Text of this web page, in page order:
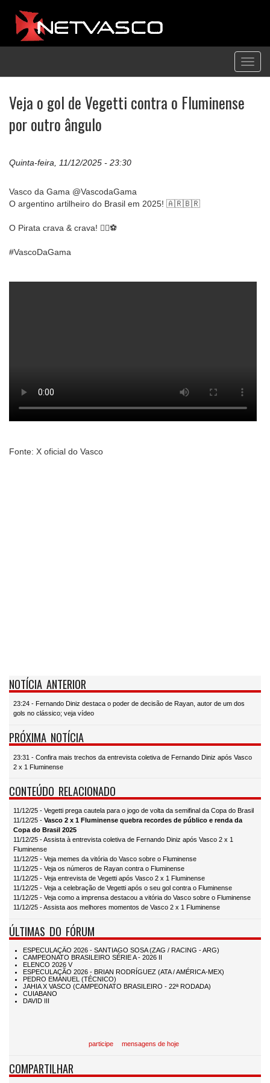
Veja o gol de Vegetti contra o Fluminense
por outro ângulo
Quinta-feira, 11/12/2025 - 23:30
Vasco da Gama @VascodaGama
O argentino artilheiro do Brasil em 2025! 🇦🇷🇧🇷
O Pirata crava & crava! 🏴‍☠️⚽️
#VascoDaGama
Fonte: X oficial do Vasco
NOTÍCIA ANTERIOR
23:24 - Fernando Diniz destaca o poder de decisão de Rayan, autor de um dos
gols no clássico; veja vídeo
PRÓXIMA NOTÍCIA
23:31 - Confira mais trechos da entrevista coletiva de Fernando Diniz após Vasco
2 x 1 Fluminense
CONTEÚDO RELACIONADO
11/12/25 - Vegetti prega cautela para o jogo de volta da semifinal da Copa do Brasil
11/12/25 - Vasco 2 x 1 Fluminense quebra recordes de público e renda da
Copa do Brasil 2025
11/12/25 - Assista à entrevista coletiva de Fernando Diniz após Vasco 2 x 1
Fluminense
11/12/25 - Veja memes da vitória do Vasco sobre o Fluminense
11/12/25 - Veja os números de Rayan contra o Fluminense
11/12/25 - Veja entrevista de Vegetti após Vasco 2 x 1 Fluminense
11/12/25 - Veja a celebração de Vegetti após o seu gol contra o Fluminense
11/12/25 - Veja como a imprensa destacou a vitória do Vasco sobre o Fluminense
11/12/25 - Assista aos melhores momentos de Vasco 2 x 1 Fluminense
ÚLTIMAS DO FÓRUM
participe mensagens de hoje
COMPARTILHAR